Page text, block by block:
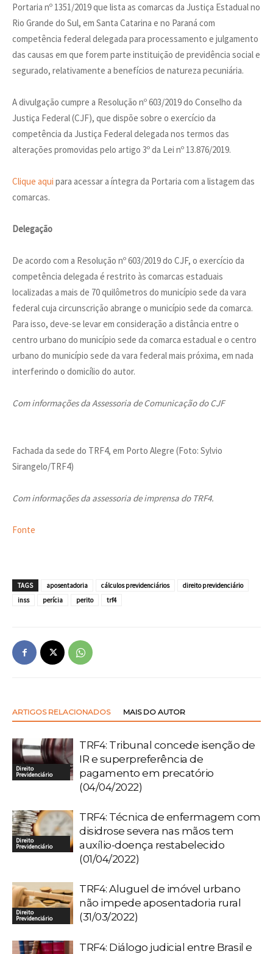
Portaria nº 1351/2019 que lista as comarcas da Justiça Estadual no
Rio Grande do Sul, em Santa Catarina e no Paraná com
competência federal delegada para processamento e julgamento
das causas em que forem parte instituição de previdência social e
segurado, relativamente a benefícios de natureza pecuniária.
A divulgação cumpre a Resolução nº 603/2019 do Conselho da
Justiça Federal (CJF), que dispõe sobre o exercício da
competência da Justiça Federal delegada nos termos das
alterações promovidas pelo artigo 3º da Lei nº 13.876/2019.
Clique aqui para acessar a íntegra da Portaria com a listagem das
comarcas.
Delegação
De acordo com a Resolução nº 603/2019 do CJF, o exercício da
competência delegada é restrito às comarcas estaduais
localizadas a mais de 70 quilômetros do município sede da vara
federal cuja circunscrição abrange o município sede da comarca.
Para isso, deve-se levar em consideração a distância entre o
centro urbano do município sede da comarca estadual e o centro
urbano do município sede da vara federal mais próxima, em nada
interferindo o domicílio do autor.
Com informações da Assessoria de Comunicação do CJF
Fachada da sede do TRF4, em Porto Alegre (Foto: Sylvio
Sirangelo/TRF4)
Com informações da assessoria de imprensa do TRF4.
Fonte
TAGS aposentadoria cálculos previdenciários
direito previdenciário
inss
perícia perito trf4
ARTIGOS RELACIONADOS MAIS DO AUTOR
Direito
Previdenciário
TRF4: Tribunal concede isenção de
IR e superpreferência de
pagamento em precatório
(04/04/2022)
Direito
Previdenciário
TRF4: Técnica de enfermagem com
disidrose severa nas mãos tem
auxílio-doença restabelecido
(01/04/2022)
Direito
Previdenciário
TRF4: Aluguel de imóvel urbano
não impede aposentadoria rural
(31/03/2022)
TRF4: Diálogo judicial entre Brasil e